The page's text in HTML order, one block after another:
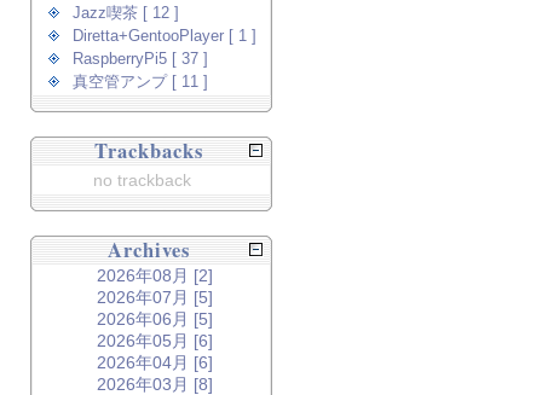
Jazz喫茶 [ 12 ]
Diretta+GentooPlayer [ 1 ]
RaspberryPi5 [ 37 ]
真空管アンプ [ 11 ]
Trackbacks
no trackback
Archives
2026年08月 [2]
2026年07月 [5]
2026年06月 [5]
2026年05月 [6]
2026年04月 [6]
2026年03月 [8]